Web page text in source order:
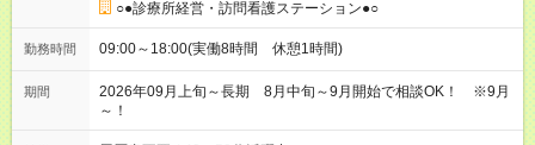
○●診療所経営・訪問看護ステーション●○
勤務時間 09:00～18:00(実働8時間 休憩1時間)
期間
2026年09月上旬～長期 8月中旬～9月開始で相談OK！ ※9月
～！